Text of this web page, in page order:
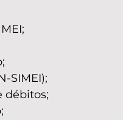
SIMEI);
débitos;